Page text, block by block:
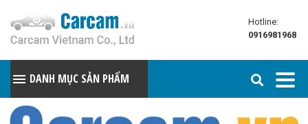
Hotline:
0916981968
DANH MỤC SẢN PHẨM